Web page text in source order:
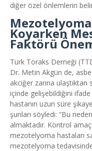
diğer özel önlemlerin
Mezotelyoma
Koyarken
Faktörü
Türk Toraks Derneği
Dr. Metin Akgün de,
akciğer zarına ulaştıktan
içinde gelişebildiğini
hastanın uzun süre
şunları söyledi: “Bu
almaktadır. Kontrol
mezotelyoma hastaları
mezotelyoma